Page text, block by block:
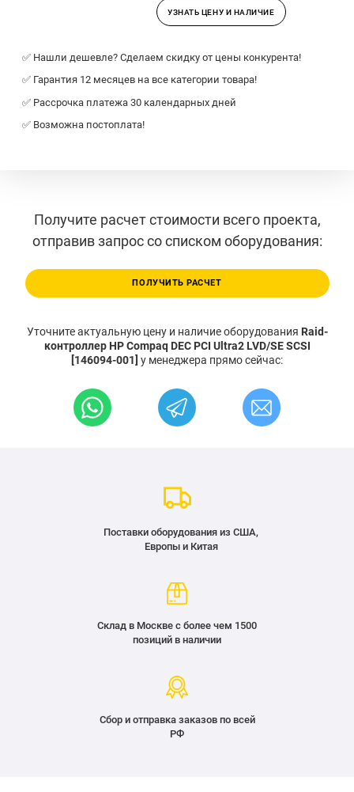
УЗНАТЬ ЦЕНУ И НАЛИЧИЕ
✅ Нашли дешевле? Сделаем скидку от цены конкурента!
✅ Гарантия 12 месяцев на все категории товара!
✅ Рассрочка платежа 30 календарных дней
✅ Возможна постоплата!
Получите расчет стоимости всего проекта,
отправив запрос со списком оборудования:
ПОЛУЧИТЬ РАСЧЕТ
Уточните актуальную цену и наличие оборудования Raid-
контроллер HP Compaq DEC PCI Ultra2 LVD/SE SCSI
[146094-001] у менеджера прямо сейчас:
Поставки оборудования из США,
Европы и Китая
Склад в Москве с более чем 1500
позиций в наличии
Сбор и отправка заказов по всей
РФ